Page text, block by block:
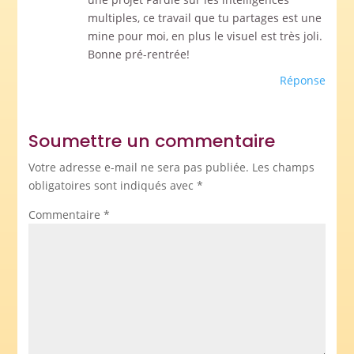
multiples, ce travail que tu partages est une
mine pour moi, en plus le visuel est très joli.
Bonne pré-rentrée!
Réponse
Soumettre un commentaire
Votre adresse e-mail ne sera pas publiée. Les champs
obligatoires sont indiqués avec *
Commentaire *